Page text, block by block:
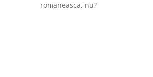
romaneasca, nu?